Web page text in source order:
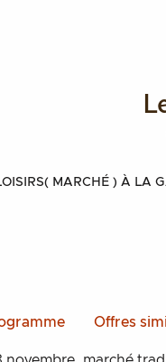
( MARCHÉ ) À LA
Offres